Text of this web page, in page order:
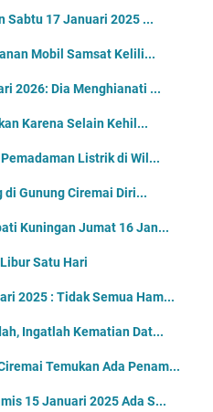
Sabtu 17 Januari 2025 ...
Mobil Samsat Kelili...
2026: Dia Menghianati ...
Karena Selain Kehil...
Listrik di Wil...
Gunung Ciremai Diri...
Kuningan Jumat 16 Jan...
Satu Hari
2025 : Tidak Semua Ham...
Ingatlah Kematian Dat...
Temukan Ada Penam...
15 Januari 2025 Ada S...